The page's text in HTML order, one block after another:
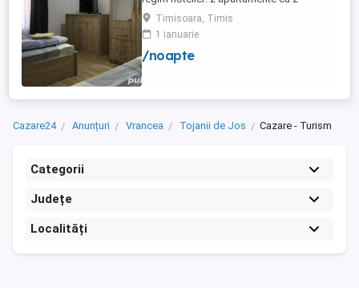
dormitoare, baie si bucatarie proprie. (4
locuri cazare in fiecare apartament) 1
apartament cu 1 dormitor, baie si
bucatarie proprie. (3 locuri cazare) Fiecare
Timisoara, Timis
1 ianuarie
/noapte
Cazare24 Anunțuri Vrancea Tojanii de Jos Cazare - Turism
Categorii
Județe
Localități